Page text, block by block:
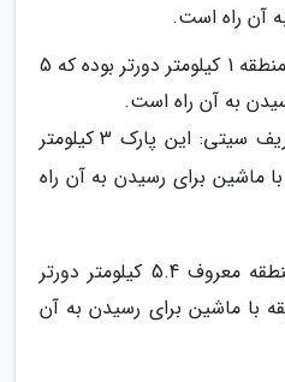
آن راه است.
تپه قانون اساسی: این منطقه 1 کیلومتر دورتر بوده که 5
به آن راه است.
● پارک تفریحی گلد ریف سیتی: این پارک 3 کیلومتر
که 7 دقیقه با ماشین برای رسیدن به آن راه
منطقه مابوننگ: این منطقه معروف 5.4 کیلومتر دورتر
که است و 14 دقیقه با ماشین برای رسیدن به آن